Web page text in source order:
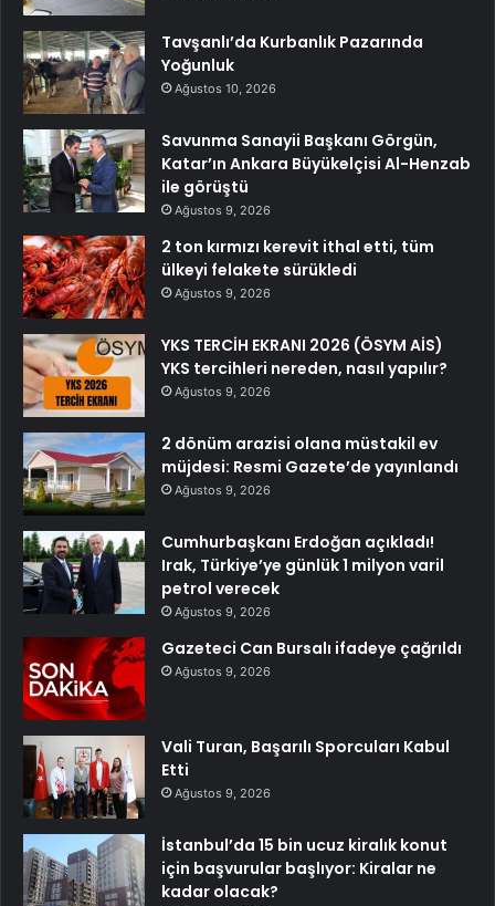
Tavşanlı’da Kurbanlık Pazarında
Yoğunluk
Ağustos 10, 2026
Savunma Sanayii Başkanı Görgün,
Katar’ın Ankara Büyükelçisi Al-Henzab
ile görüştü
Ağustos 9, 2026
2 ton kırmızı kerevit ithal etti, tüm
ülkeyi felakete sürükledi
Ağustos 9, 2026
YKS TERCİH EKRANI 2026 (ÖSYM AİS)
YKS tercihleri nereden, nasıl yapılır?
Ağustos 9, 2026
2 dönüm arazisi olana müstakil ev
müjdesi: Resmi Gazete’de yayınlandı
Ağustos 9, 2026
Cumhurbaşkanı Erdoğan açıkladı!
Irak, Türkiye’ye günlük 1 milyon varil
petrol verecek
Ağustos 9, 2026
Gazeteci Can Bursalı ifadeye çağrıldı
Ağustos 9, 2026
Vali Turan, Başarılı Sporcuları Kabul
Etti
Ağustos 9, 2026
İstanbul’da 15 bin ucuz kiralık konut
için başvurular başlıyor: Kiralar ne
kadar olacak?